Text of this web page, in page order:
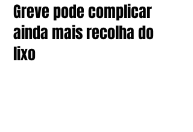
Greve pode complicar
ainda mais recolha do
lixo